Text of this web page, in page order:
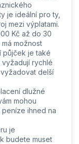
je ideální pro ty,
mezi výplatami.
Kč až do 30
možnost
půjček je také
rychlé
delší
dlužné
mohou
ihned na
je
budete muset